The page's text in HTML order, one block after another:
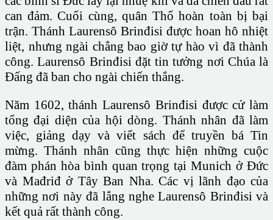
can đảm. Cuối cùng, quân Thổ hoàn toàn bị bại
trận. Thánh Laurensô Brinđisi được hoan hô nhiệt
liệt, nhưng ngài chẳng bao giờ tự hào vì đã thành
công. Laurensô Brinđisi đặt tin tưởng nơi Chúa là
Đấng đã ban cho ngài chiến thắng.
Năm 1602, thánh Laurensô Brinđisi được cử làm
tổng đại diện của hội dòng. Thánh nhân đã làm
việc, giảng dạy và viết sách để truyền bá Tin
mừng. Thánh nhân cũng thực hiện những cuộc
đàm phán hòa bình quan trọng tại Munich ở Đức
và Mađriđ ở Tây Ban Nha. Các vị lãnh đạo của
những nơi này đã lắng nghe Laurensô Brinđisi và
kết quả rất thành công.